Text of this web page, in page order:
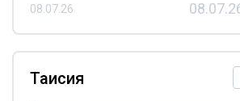
08.07.26
Таисия